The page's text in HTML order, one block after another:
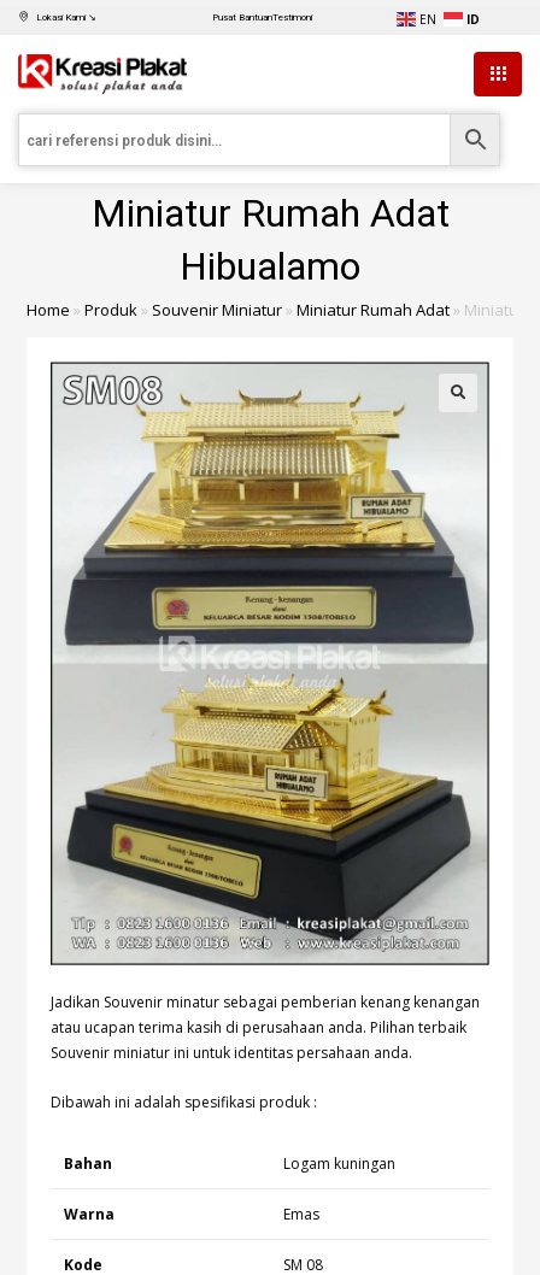
Lokasi Kami ↘ Pusat BantuanTestimoni EN ID
Miniatur Rumah Adat
Hibualamo
Home »Produk» Souvenir Miniatur»Miniatur Rumah Adat» Miniatur
Jadikan Souvenir minatur sebagai pemberian kenang kenangan
atau ucapan terima kasih di perusahaan anda. Pilihan terbaik
Souvenir miniatur ini untuk identitas persahaan anda.
Dibawah ini adalah spesifikasi produk :
Bahan Logam kuningan
Warna Emas
Kode SM 08